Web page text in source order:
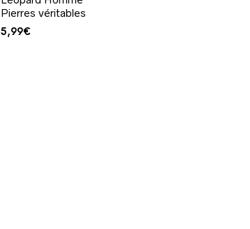
Pierres véritables
5,99€